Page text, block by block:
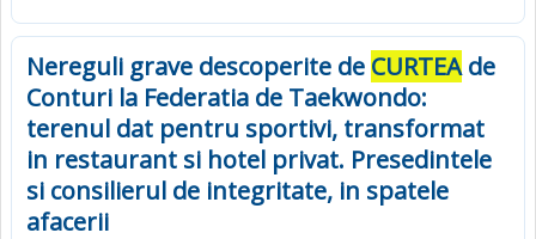
Nereguli grave descoperite de CURTEAde
Conturi la Federatia de Taekwondo:
terenul dat pentru sportivi, transformat
in restaurant si hotel privat. Presedintele
si consilierul de integritate, in spatele
afacerii